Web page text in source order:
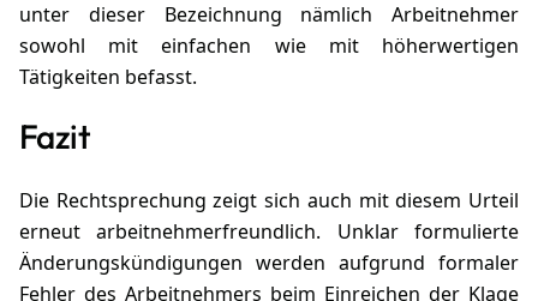
unter dieser Bezeichnung nämlich Arbeitnehmer
sowohl mit einfachen wie mit höherwertigen
Tätigkeiten befasst.
Fazit
Die Rechtsprechung zeigt sich auch mit diesem Urteil
erneut arbeitnehmerfreundlich. Unklar formulierte
Änderungskündigungen werden aufgrund formaler
Fehler des Arbeitnehmers beim Einreichen der Klage